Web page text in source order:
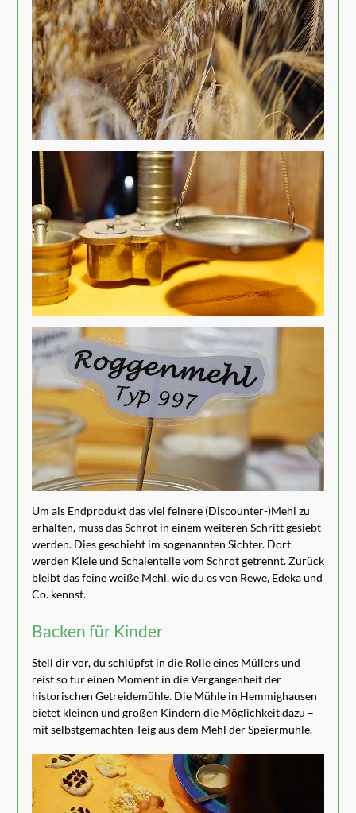
Um als Endprodukt das viel feinere (Discounter-)Mehl zu
erhalten, muss das Schrot in einem weiteren Schritt gesiebt
werden. Dies geschieht im sogenannten Sichter. Dort
werden Kleie und Schalenteile vom Schrot getrennt. Zurück
bleibt das feine weiße Mehl, wie du es von Rewe, Edeka und
Co. kennst.
Backen für Kinder
Stell dir vor, du schlüpfst in die Rolle eines Müllers und
reist so für einen Moment in die Vergangenheit der
historischen Getreidemühle. Die Mühle in Hemmighausen
bietet kleinen und großen Kindern die Möglichkeit dazu –
mit selbstgemachten Teig aus dem Mehl der Speiermühle.